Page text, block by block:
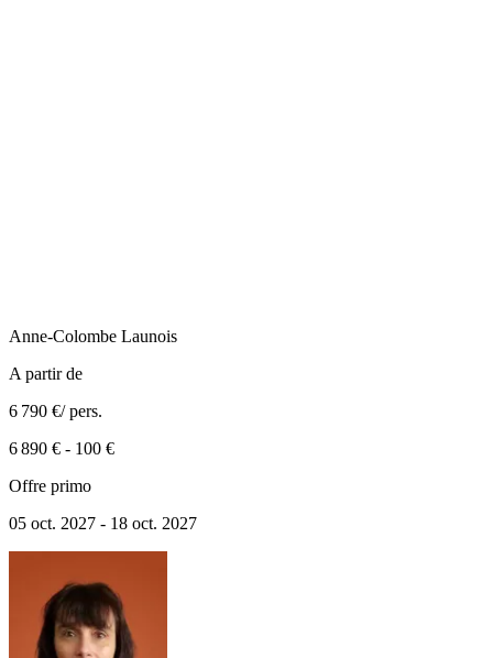
Anne-Colombe Launois
A partir de
6 790 €/ pers.
6 890 € - 100 €
Offre primo
05 oct. 2027 - 18 oct. 2027